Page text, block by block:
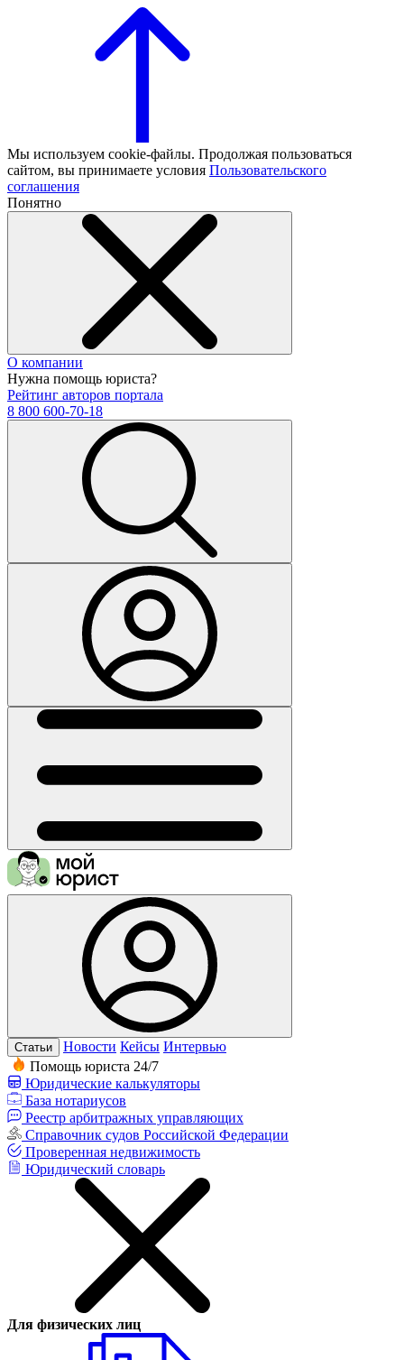
Мы используем cookie-файлы. Продолжая пользоваться
сайтом, вы принимаете условия Пользовательского
соглашения
Понятно
О компании
Нужна помощь юриста?
Рейтинг авторов портала
8 800 600-70-18
Статьи Новости Кейсы Интервью
Помощь юриста 24/7
Юридические калькуляторы
База нотариусов
Реестр арбитражных управляющих
Справочник судов Российской Федерации
Проверенная недвижимость
Юридический словарь
Для физических лиц